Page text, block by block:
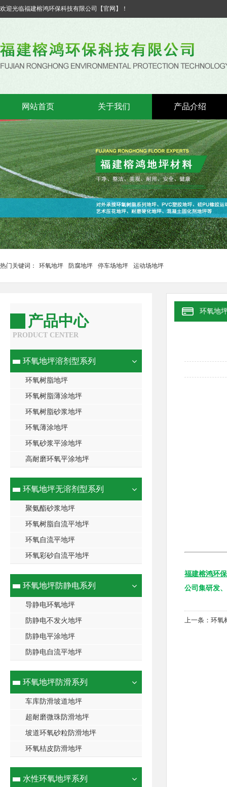
欢迎光临福建榕鸿环保科技有限公司【官网】！
网站首页 关于我们 产品介绍
热门关键词： 环氧地坪 防腐地坪 停车场地坪 运动场地坪
产品中心
PRODUCT CENTER
环氧地坪溶剂型系列
环氧树脂地坪
环氧树脂薄涂地坪
环氧树脂砂浆地坪
环氧薄涂地坪
环氧砂浆平涂地坪
高耐磨环氧平涂地坪
环氧地坪无溶剂型系列
聚氨酯砂浆地坪
环氧树脂自流平地坪
环氧自流平地坪
环氧彩砂自流平地坪
环氧地坪防静电系列
导静电环氧地坪
防静电不发火地坪
防静电平涂地坪
防静电自流平地坪
环氧地坪防滑系列
车库防滑坡道地坪
超耐磨微珠防滑地坪
坡道环氧砂粒防滑地坪
环氧桔皮防滑地坪
水性环氧地坪系列
环氧地
福建榕鸿环
公司集研发
上一条： 环氧